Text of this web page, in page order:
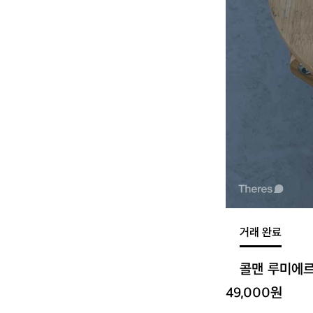
거래 완료
콜맨 루미에
49,000원